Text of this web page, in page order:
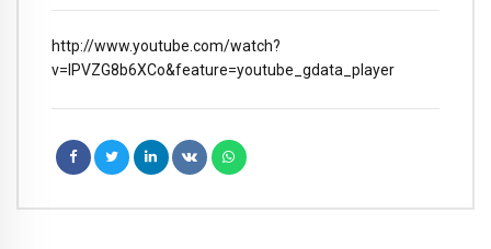
http://www.youtube.com/watch?
v=IPVZG8b6XCo&feature=youtube_gdata_player